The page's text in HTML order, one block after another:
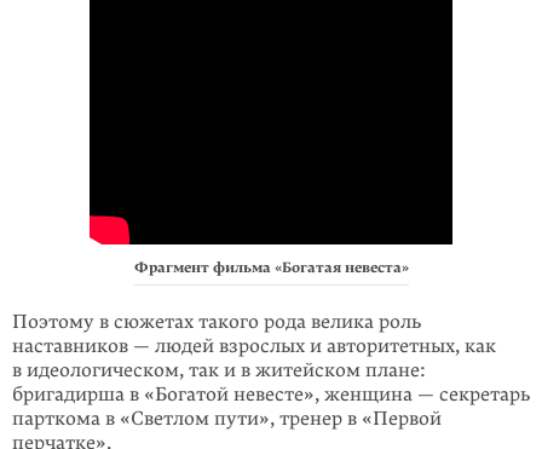
Фрагмент фильма «Богатая невеста»
Поэтому в сюжетах такого рода велика роль
наставников — людей взрослых и авторитетных, как
в идеологическом, так и в житейском плане:
бригадирша в «Богатой невесте», женщина — секретарь
парткома в «Светлом пути», тренер в «Первой
перчатке».